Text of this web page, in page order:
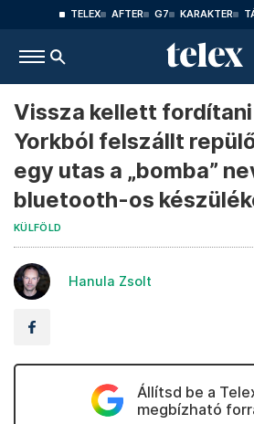
TELEX AFTER G7 KARAKTER
Vissza kellett
Yorkból felszállt
egy utas a „bomba”
bluetooth-os
KÜLFÖLD
Hanula Zsolt
Állítsd be a
megbízható